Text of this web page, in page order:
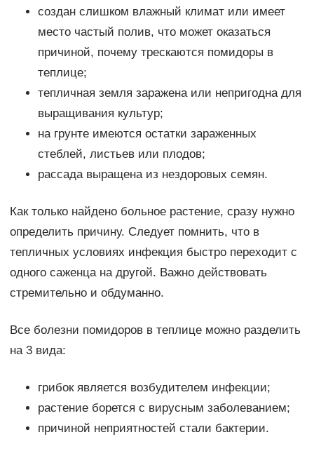
создан слишком влажный климат или имеет
место частый полив, что может оказаться
причиной, почему трескаются помидоры в
теплице;
тепличная земля заражена или непригодна для
выращивания культур;
на грунте имеются остатки зараженных
стеблей, листьев или плодов;
рассада выращена из нездоровых семян.
Как только найдено больное растение, сразу нужно
определить причину. Следует помнить, что в
тепличных условиях инфекция быстро переходит с
одного саженца на другой. Важно действовать
стремительно и обдуманно.
Все болезни помидоров в теплице можно разделить
на 3 вида:
грибок является возбудителем инфекции;
растение борется с вирусным заболеванием;
причиной неприятностей стали бактерии.